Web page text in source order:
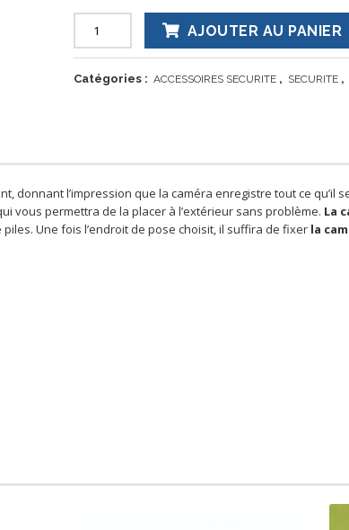
AJOUTER AU PANIER
Catégories : ACCESSOIRES SECURITE , SECURITE ,
donnant l’impression que la caméra enregistre tout ce qu’il
vous permettra de la placer à l’extérieur sans problème. La
Une fois l’endroit de pose choisit, il suffira de fixer la